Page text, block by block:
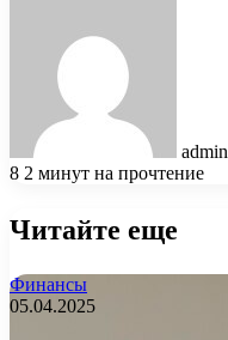
admin
8 2 минут на прочтение
Читайте еще
Финансы
05.04.2025